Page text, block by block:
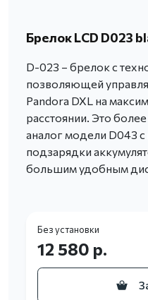
Брелок LCD D023
D-023 – брелок с
позволяющей
Pandora DXL на
расстоянии. Это
аналог модели D043
подзарядки
большим удобным
Без установки
12 580 р.